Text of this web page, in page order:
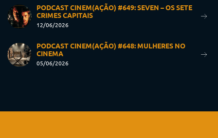
PODCAST CINEM(AÇÃO) #649: SEVEN – OS SETE
CRIMES CAPITAIS
12/06/2026
PODCAST CINEM(AÇÃO) #648: MULHERES NO
CINEMA
05/06/2026